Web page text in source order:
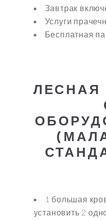
Завтрак
Услуги
Бесплатная
ЛЕСНАЯ
1 большая
установить 2